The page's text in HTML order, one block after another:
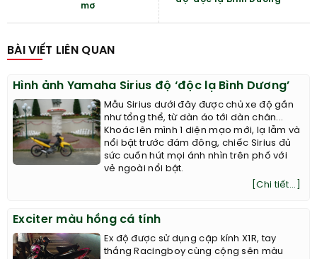
mơ
BÀI VIẾT LIÊN QUAN
Hình ảnh Yamaha Sirius độ ‘độc lạ Bình Dương’
Mẫu Sirius dưới đây được chủ xe độ gần
như tổng thể, từ dàn áo tới dàn chân...
Khoác lên mình 1 diện mạo mới, lạ lẫm và
nổi bật trước đám đông, chiếc Sirius đủ
sức cuốn hút mọi ánh nhìn trên phố với
vẻ ngoài nổi bật.
[Chi tiết...]
Exciter màu hồng cá tính
Ex độ được sử dụng cặp kính X1R, tay
thắng Racingboy cùng cộng sên màu